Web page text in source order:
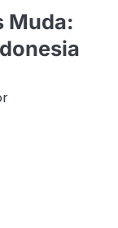
Muda: